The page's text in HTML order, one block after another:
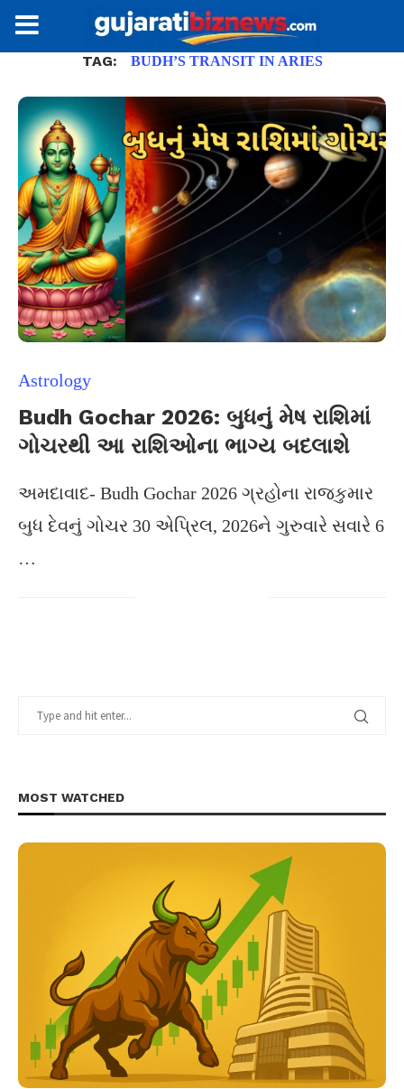
TAG: BUDH’S TRANSIT IN ARIES
Astrology
Budh Gochar 2026: બુધનું મેષ રાશિમાં
ગોચરથી આ રાશિઓના ભાગ્ય બદલાશે
અમદાવાદ- Budh Gochar 2026 ગ્રહોના રાજકુમાર
બુધ દેવનું ગોચર 30 એપ્રિલ, 2026ને ગુરુવારે સવારે 6
…
MOST WATCHED